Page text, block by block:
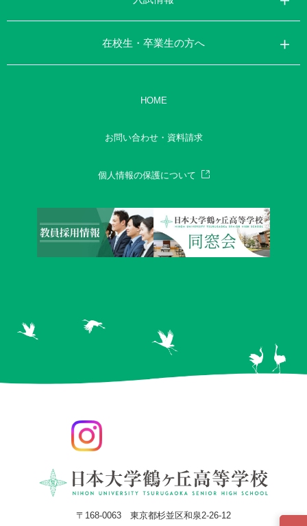
在校生・卒業生の方へ
HOME
お問い合わせ・資料請求
個人情報の保護について
〒168-0063 東京都杉並区和泉2-26-12